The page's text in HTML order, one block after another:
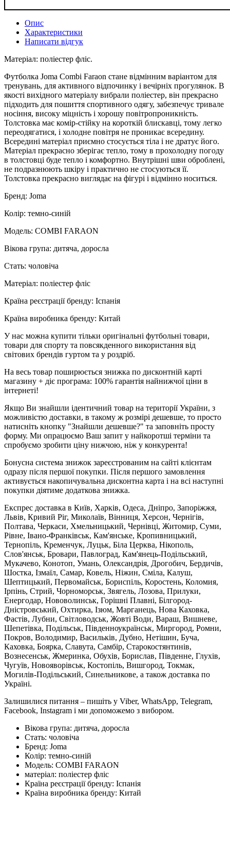
Опис
Характеристики
Написати відгук
Матеріал: поліестер фліс.
Футболка Joma Combi Faraon стане відмінним варіантом для
тренувань, для активного відпочинку і вечірніх прогулянок. В
якості вихідного матеріалу вибрали поліестер, він прекрасно
підходить для пошиття спортивного одягу, забезпечує тривале
носіння, високу міцність і хорошу повітропроникність.
Толстовка має комір-стійку на короткій блискавці, тому легко
переодягатися, і холодне повітря не проникає всередину.
Всередині матеріал приємно стосується тіла і не дратує його.
Матеріал прекрасно зберігає тепло, тому в прохолодну погоду
в толстовці буде тепло і комфортно. Внутрішні шви оброблені,
не подразнюють шкіру і практично не стосуються її.
Толстовка прекрасно виглядає на фігурі і відмінно носиться.
Бренд: Joma
Колір: темно-синій
Модель: COMBI FARAON
Вікова група: дитяча, доросла
Стать: чоловіча
Матеріал: поліестер фліс
Країна реєстрації бренду: Іспанія
Країна виробника бренду: Китай
У нас можна купити тільки оригінальні футбольні товари,
товари для спорту та повсякденного використання від
світових брендів гуртом та у роздріб.
На весь товар поширюється знижка по дисконтній карті
магазину + діє програма: 100% гарантія найнижчої ціни в
інтернеті!
Якщо Ви знайшли ідентичний товар на території України, з
можливістю доставки, в такому ж розмірі дешевше, то просто
натисніть кнопку "Знайшли дешевше?" та заповніть просту
форму. Ми опрацюємо Ваш запит у найкоротші терміни та
спробуємо зробити ціну нижчою, ніж у конкурента!
Бонусна система знижок зареєстрованим на сайті клієнтам
одразу після першої покупки. Після першого замовлення
активується накопичувальна дисконтна карта і на всі наступні
покупки діятиме додаткова знижка.
Експрес доставка в Київ, Харків, Одеса, Дніпро, Запоріжжя,
Львів, Кривий Ріг, Миколаїв, Вінниця, Херсон, Чернігів,
Полтава, Черкаси, Хмельницький, Чернівці, Житомир, Суми,
Рівне, Івано-Франківськ, Кам'янське, Кропивницький,
Тернопіль, Кременчук, Луцьк, Біла Церква, Нікополь,
Слов'янськ, Бровари, Павлоград, Кам'янець-Подільський,
Мукачево, Конотоп, Умань, Олександрія, Дрогобич, Бердичів,
Шостка, Ізмаїл, Самар, Ковель, Ніжин, Сміла, Калуш,
Шептицький, Первомайськ, Бориспіль, Коростень, Коломия,
Ірпінь, Стрий, Чорноморськ, Звягель, Лозова, Прилуки,
Енергодар, Нововолинськ, Горішні Плавні, Білгород-
Дністровський, Охтирка, Ізюм, Марганець, Нова Каховка,
Фастів, Лубни, Світловодськ, Жовті Води, Вараш, Вишневе,
Шепетівка, Подільськ, Південноукраїнськ, Миргород, Ромни,
Покров, Володимир, Васильків, Дубно, Нетішин, Буча,
Каховка, Боярка, Славута, Самбір, Старокостянтинів,
Вознесенськ, Жмеринка, Обухів, Борислав, Південне, Глухів,
Чугуїв, Новояворівськ, Костопіль, Вишгород, Токмак,
Могилів-Подільський, Синельникове, а також доставка по
Україні.
Залишилися питання – пишіть у Viber, WhatsApp, Telegram,
Facebook, Instagram і ми допоможемо з вибором.
Вікова група: дитяча, доросла
Стать: чоловіча
Бренд: Joma
Колір: темно-синій
Модель: COMBI FARAON
матеріал: поліестер фліс
Країна реєстрації бренду: Іспанія
Країна виробника бренду: Китай